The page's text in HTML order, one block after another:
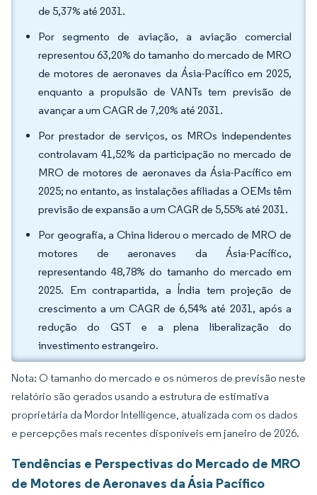
de 5,37% até 2031.
Por segmento de aviação, a aviação comercial
representou 63,20% do tamanho do mercado de MRO
de motores de aeronaves da Ásia-Pacífico em 2025,
enquanto a propulsão de VANTs tem previsão de
avançar a um CAGR de 7,20% até 2031.
Por prestador de serviços, os MROs independentes
controlavam 41,52% da participação no mercado de
MRO de motores de aeronaves da Ásia-Pacífico em
2025; no entanto, as instalações afiliadas a OEMs têm
previsão de expansão a um CAGR de 5,55% até 2031.
Por geografia, a China liderou o mercado de MRO de
motores de aeronaves da Ásia-Pacífico,
representando 48,78% do tamanho do mercado em
2025. Em contrapartida, a Índia tem projeção de
crescimento a um CAGR de 6,54% até 2031, após a
redução do GST e a plena liberalização do
investimento estrangeiro.
Nota: O tamanho do mercado e os números de previsão neste
relatório são gerados usando a estrutura de estimativa
proprietária da Mordor Intelligence, atualizada com os dados
e percepções mais recentes disponíveis em janeiro de 2026.
Tendências e Perspectivas do Mercado de MRO
de Motores de Aeronaves da Ásia Pacífico